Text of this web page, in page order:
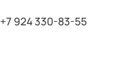
+7 924 330-83-55